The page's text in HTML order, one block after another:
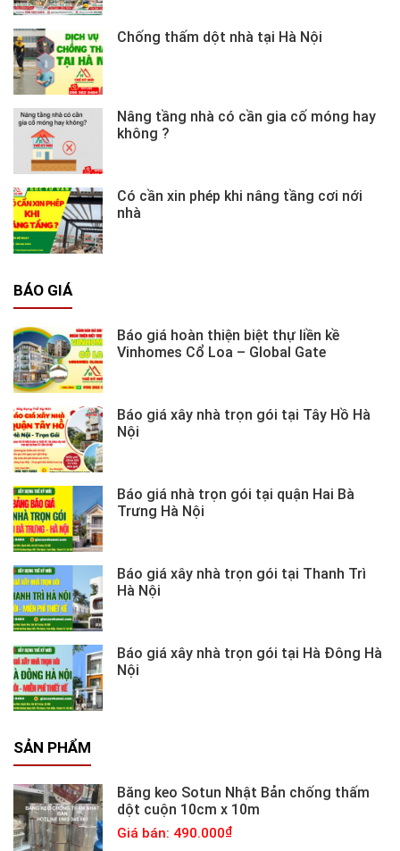
Chống thấm dột nhà tại Hà Nội
Nâng tầng nhà có cần gia cố móng hay
không ?
Có cần xin phép khi nâng tầng cơi nới
nhà
BÁO GIÁ
Báo giá hoàn thiện biệt thự liền kề
Vinhomes Cổ Loa – Global Gate
Báo giá xây nhà trọn gói tại Tây Hồ Hà
Nội
Báo giá nhà trọn gói tại quận Hai Bà
Trưng Hà Nội
Báo giá xây nhà trọn gói tại Thanh Trì
Hà Nội
Báo giá xây nhà trọn gói tại Hà Đông Hà
Nội
SẢN PHẨM
Băng keo Sotun Nhật Bản chống thấm
dột cuộn 10cm x 10m
Giá bán: 490.000